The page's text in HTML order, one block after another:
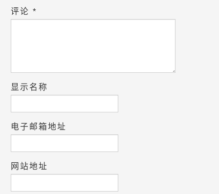
评论*
显示名称
电子邮箱地址
网站地址